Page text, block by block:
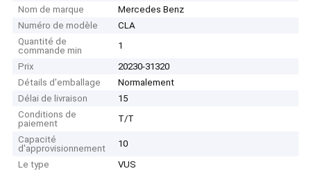
Nom de marque
Mercedes Benz
Numéro de modèle
CLA
Quantité de
commande min
1
Prix
20230-31320
Détails d'emballage
Normalement
Délai de livraison
15
Conditions de
paiement
T/T
Capacité
d'approvisionnement
10
Le type
VUS